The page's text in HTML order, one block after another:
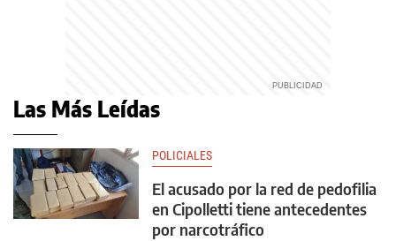
Las Más Leídas
POLICIALES
El acusado por la red de pedofilia
en Cipolletti tiene antecedentes
por narcotráfico